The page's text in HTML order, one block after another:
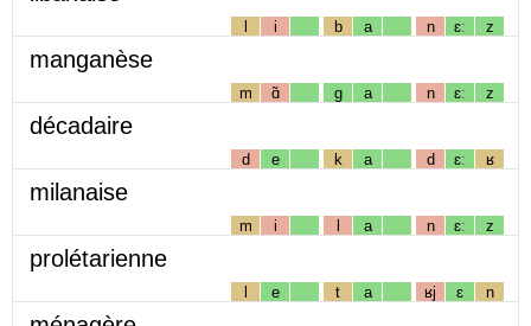
l i b a n ɛː z
manganèse
m ɑ̃ g a n ɛː z
décadaire
d e k a d ɛː ʁ
milanaise
m i l a n ɛː z
prolétarienne
l e t a ʁj ɛ n